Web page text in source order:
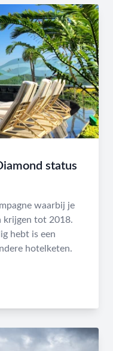
status
waarbij je
krijgen tot 2018.
hebt is een
hotelketen.